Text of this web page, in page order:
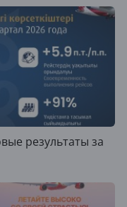
результаты за